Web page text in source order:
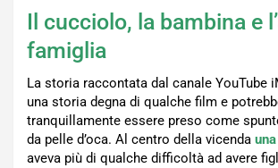
Il cucciolo, la bambina e
famiglia
La storia raccontata dal canale YouTube
una storia degna di qualche film e
tranquillamente essere preso come
da pelle d’oca. Al centro della vicenda
aveva più di qualche difficoltà ad avere